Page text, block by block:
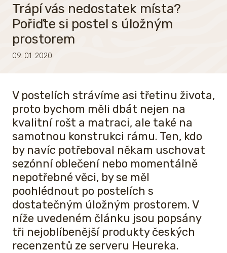
Trápí vás nedostatek místa?
Pořiďte si postel s úložným
prostorem
09. 01. 2020
V postelích strávíme asi třetinu života,
proto bychom měli dbát nejen na
kvalitní rošt a matraci, ale také na
samotnou konstrukci rámu. Ten, kdo
by navíc potřeboval někam uschovat
sezónní oblečení nebo momentálně
nepotřebné věci, by se měl
poohlédnout po postelích s
dostatečným úložným prostorem. V
níže uvedeném článku jsou popsány
tři nejoblíbenější produkty českých
recenzentů ze serveru Heureka.